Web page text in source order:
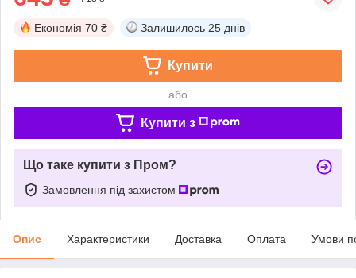
Економія 70 ₴ Залишилось 25 днів
Купити
або
Купити з
Що таке купити з Пром?
Замовлення під захистом
Опис Характеристики Доставка Оплата Умови